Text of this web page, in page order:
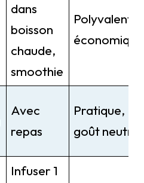
dans
boisson
chaude,
smoothie
Polyvalente,
économique
Avec
repas
Pratique,
goût neutre
Infuser 1